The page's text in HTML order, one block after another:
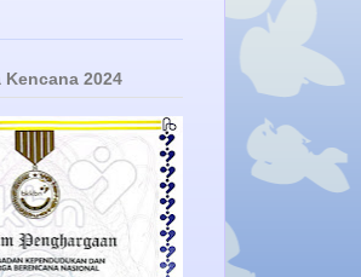
Kencana 2024